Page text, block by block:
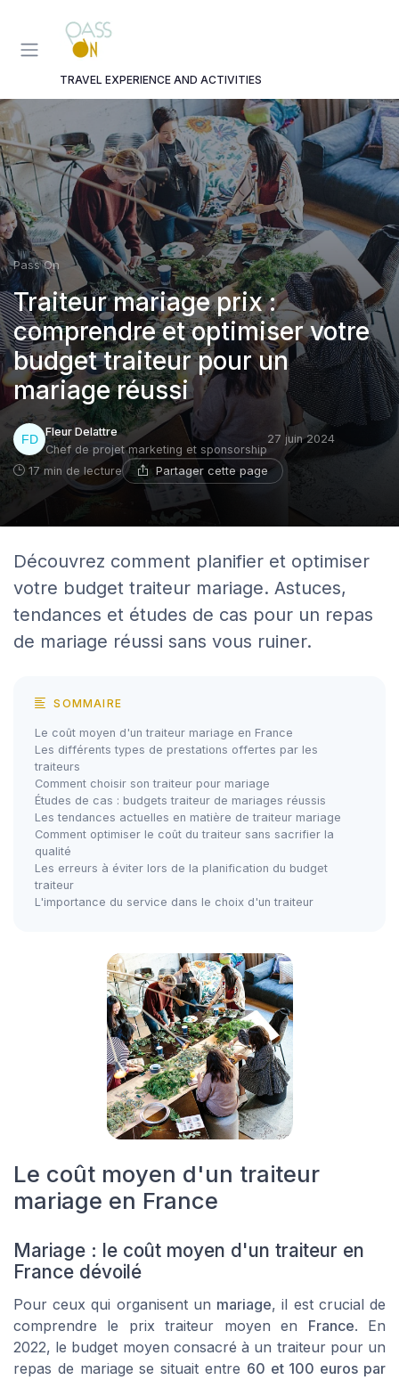
TRAVEL EXPERIENCE AND ACTIVITIES
Pass On
Traiteur mariage prix :
comprendre et optimiser votre
budget traiteur pour un
mariage réussi
Fleur Delattre
Chef de projet marketing et sponsorship
27 juin 2024
17 min de lecture Partager cette page
Découvrez comment planifier et optimiser
votre budget traiteur mariage. Astuces,
tendances et études de cas pour un repas
de mariage réussi sans vous ruiner.
SOMMAIRE
Le coût moyen d'un traiteur mariage en France
Les différents types de prestations offertes par les
traiteurs
Comment choisir son traiteur pour mariage
Études de cas : budgets traiteur de mariages réussis
Les tendances actuelles en matière de traiteur mariage
Comment optimiser le coût du traiteur sans sacrifier la
qualité
Les erreurs à éviter lors de la planification du budget
traiteur
L'importance du service dans le choix d'un traiteur
Le coût moyen d'un traiteur
mariage en France
Mariage : le coût moyen d'un traiteur en
France dévoilé
Pour ceux qui organisent un mariage, il est crucial de
comprendre le prix traiteur moyen en France. En
2022, le budget moyen consacré à un traiteur pour un
repas de mariage se situait entre 60 et 100 euros par